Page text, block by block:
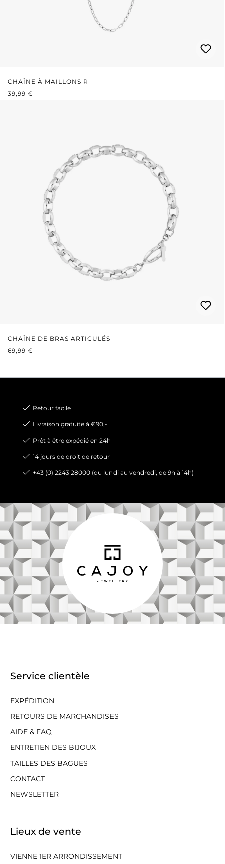
CHAÎNE À MAILLONS R
PRIX RÉGULIER :
39,99 €
CHAÎNE DE BRAS ARTICULÉS
PRIX RÉGULIER :
69,99 €
Retour facile
Livraison gratuite à €90,-
Prêt à être expédié en 24h
14 jours de droit de retour
+43 (0) 2243 28000 (du lundi au vendredi, de 9h à 14h)
Service clientèle
EXPÉDITION
RETOURS DE MARCHANDISES
AIDE & FAQ
ENTRETIEN DES BIJOUX
TAILLES DES BAGUES
CONTACT
NEWSLETTER
Lieux de vente
VIENNE 1ER ARRONDISSEMENT